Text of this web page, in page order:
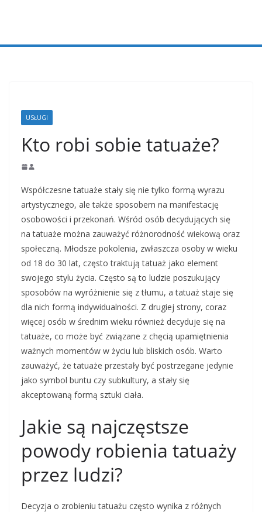
USŁUGI
Kto robi sobie tatuaże?
Współczesne tatuaże stały się nie tylko formą wyrazu
artystycznego, ale także sposobem na manifestację
osobowości i przekonań. Wśród osób decydujących się
na tatuaże można zauważyć różnorodność wiekową oraz
społeczną. Młodsze pokolenia, zwłaszcza osoby w wieku
od 18 do 30 lat, często traktują tatuaż jako element
swojego stylu życia. Często są to ludzie poszukujący
sposobów na wyróżnienie się z tłumu, a tatuaż staje się
dla nich formą indywidualności. Z drugiej strony, coraz
więcej osób w średnim wieku również decyduje się na
tatuaże, co może być związane z chęcią upamiętnienia
ważnych momentów w życiu lub bliskich osób. Warto
zauważyć, że tatuaże przestały być postrzegane jedynie
jako symbol buntu czy subkultury, a stały się
akceptowaną formą sztuki ciała.
Jakie są najczęstsze
powody robienia tatuaży
przez ludzi?
Decyzja o zrobieniu tatuażu często wynika z różnych